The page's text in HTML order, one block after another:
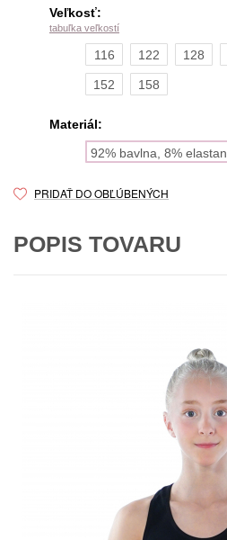
Veľkosť:
tabuľka veľkostí
116 122 128
152
158
Materiál:
92% bavlna, 8% elastan
PRIDAŤ DO OBĽÚBENÝCH
POPIS TOVARU